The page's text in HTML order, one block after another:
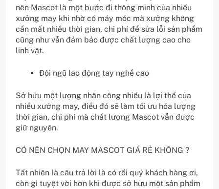
nên Mascot là một bước đi thông minh của nhiều
xưởng may khi nhờ có máy móc mà xưởng không
cần mất nhiều thời gian, chi phí để sửa lỗi sản phẩm
cũng như vẫn đảm bảo được chất lượng cao cho
linh vật.
Đội ngũ lao động tay nghề cao
Sở hữu một lượng nhân công nhiều là lợi thế của
nhiều xưởng may, điều đó sẽ làm tối ưu hóa lượng
thời gian, chi phí mà chất lượng Mascot vẫn được
giữ nguyên.
CÓ NÊN CHỌN MAY MASCOT GIÁ RẺ KHÔNG ?
Tất nhiên là câu trả lời là có rồi quý khách hàng ơi,
còn gì tuyệt vời hơn khi được sở hữu một sản phẩm